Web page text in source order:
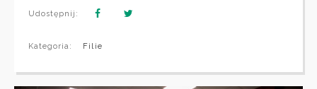
Udostępnij:
Kategoria: Filie